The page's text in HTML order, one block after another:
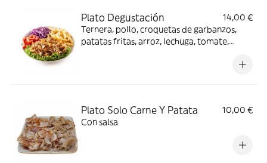
Plato Degustación
14,00 €
Ternera, pollo, croquetas de garbanzos,
patatas fritas, arroz, lechuga, tomate,
Plato Solo Carne Y Patata
10,00 €
Con salsa